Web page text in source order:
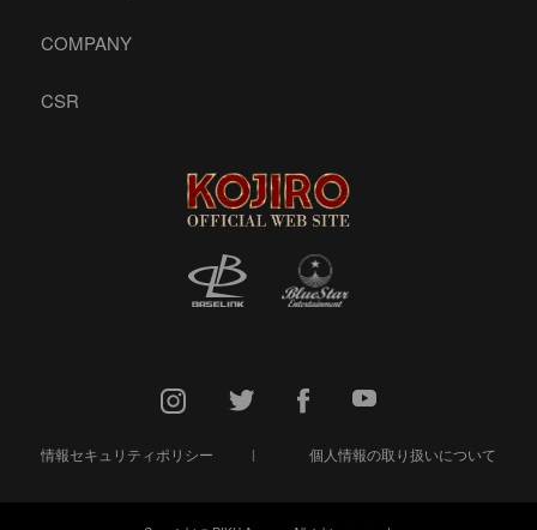
COMPANY
CSR
情報セキュリティポリシー 個人情報の取り扱いについて